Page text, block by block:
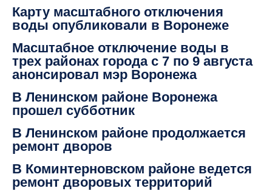
Карту масштабного отключения
воды опубликовали в Воронеже
Масштабное отключение воды в
трех районах города с 7 по 9 августа
анонсировал мэр Воронежа
В Ленинском районе Воронежа
прошел субботник
В Ленинском районе продолжается
ремонт дворов
В Коминтерновском районе ведется
ремонт дворовых территорий